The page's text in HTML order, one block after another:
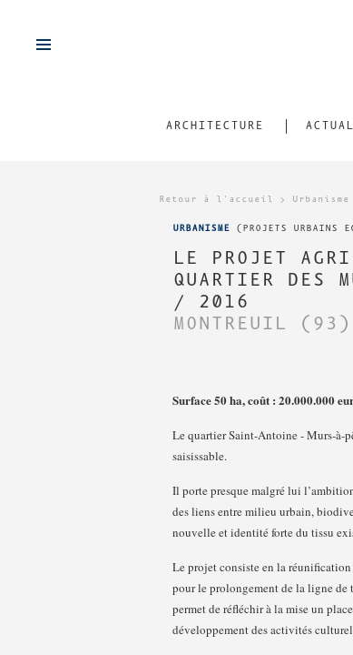
ARCHITECTURE
Retour à l'accueil > Urbanisme
URBANISME (PROJETS URBAINS
LE PROJET
QUARTIER DES
/ 2016
MONTREUIL (93)
Surface 50 ha, coût : 20.000.000
Le quartier Saint-Antoine - Murs-à-
saisissable.
Il porte presque malgré lui
des liens entre milieu urbain,
nouvelle et identité forte du tissu
Le projet consiste en la
pour le prolongement de la ligne de
permet de réfléchir à la mise un
développement des activités
TÉLÉCHARGEMENTS